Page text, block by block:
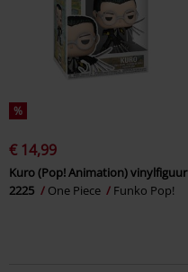
%
€ 14,99
Kuro (Pop! Animation) vinylfiguur
2225
One Piece Funko Pop!